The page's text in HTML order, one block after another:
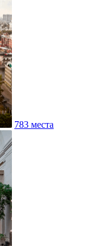
783 места